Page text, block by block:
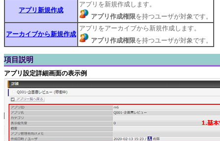
アプリ新規作成
アプリを新規作成します。
アプリ作成権限を持つユーザが対象です。
アーカイブから新規作成
アプリをアーカイブから新規作成します。
アプリ作成権限を持つユーザが対象です。
項目説明
アプリ設定詳細画面の表示例